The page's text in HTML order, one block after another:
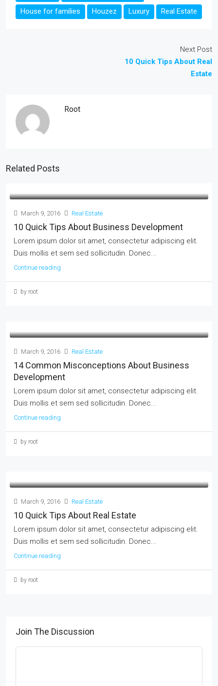
House for families Houzez Luxury Real Estate
Next Post
10 Quick Tips About Real
Estate
Root
Related Posts
March 9, 2016 Real Estate
10 Quick Tips About Business Development
Lorem ipsum dolor sit amet, consectetur adipiscing elit.
Duis mollis et sem sed sollicitudin. Donec...
Continue reading
by root
March 9, 2016 Real Estate
14 Common Misconceptions About Business
Development
Lorem ipsum dolor sit amet, consectetur adipiscing elit.
Duis mollis et sem sed sollicitudin. Donec...
Continue reading
by root
March 9, 2016 Real Estate
10 Quick Tips About Real Estate
Lorem ipsum dolor sit amet, consectetur adipiscing elit.
Duis mollis et sem sed sollicitudin. Donec...
Continue reading
by root
Join The Discussion